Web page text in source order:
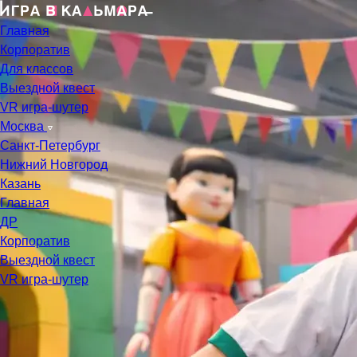
Главная
Корпоратив
Для классов
Выездной квест
VR игра-шутер
Москва
Санкт-Петербург
Нижний Новгород
Казань
Главная
ДР
Корпоратив
Выездной квест
VR игра-шутер